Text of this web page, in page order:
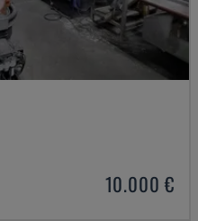
10.000 €